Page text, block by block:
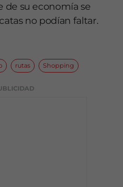
de su economía se
no podían faltar.
rutas Shopping